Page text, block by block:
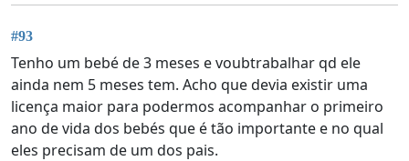
#93
Tenho um bebé de 3 meses e voubtrabalhar qd ele
ainda nem 5 meses tem. Acho que devia existir uma
licença maior para podermos acompanhar o primeiro
ano de vida dos bebés que é tão importante e no qual
eles precisam de um dos pais.